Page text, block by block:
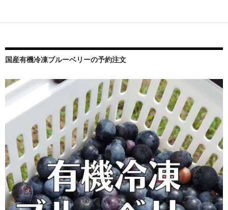
シ
ョ
ン
国産有機冷凍ブルーベリーの予約注文